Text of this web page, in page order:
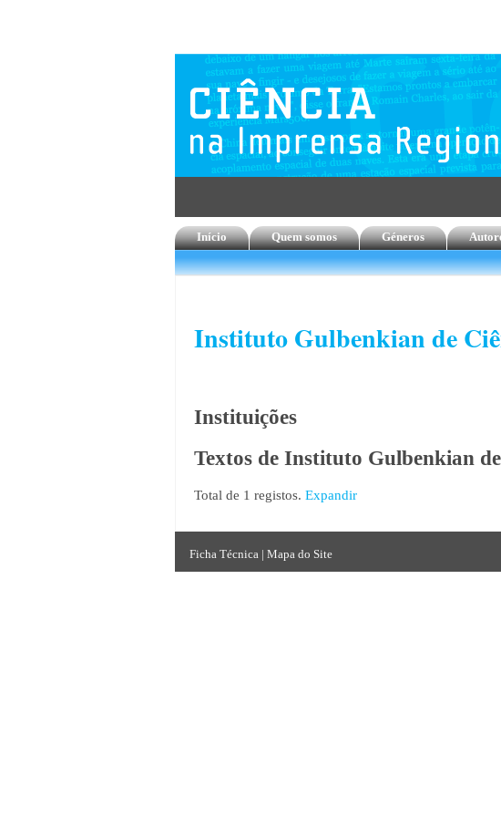
Início Quem somos Géneros
Instituto Gulbenkian de
Instituições
Textos de Instituto Gulbenkian
Total de 1 registos. Expandir
Ficha Técnica | Mapa do Site